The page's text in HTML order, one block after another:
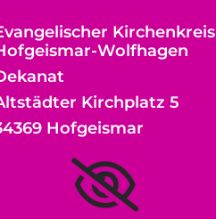
Kirchenkreis
Wolfhagen
Kirchplatz 5
Hofgeismar